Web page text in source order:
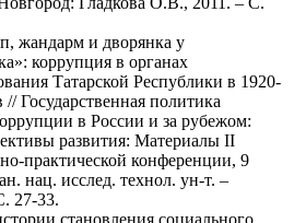
жандарм и дворянка у
коррупция в органах
Татарской Республики в 1920-
Государственная политика
в России и за рубежом:
развития: Материалы II
практической конференции, 9
нац. исслед. технол. ун-т. –
27-33.
становления социального